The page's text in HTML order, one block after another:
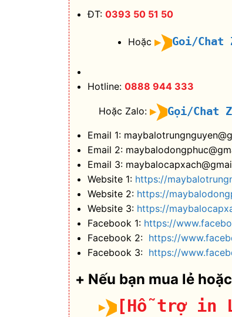
ĐT: 0393 50 51 50
Hoặc Goi/Chat
Hotline: 0888 944 333
Hoặc Zalo: Gọi/Chat
Email 1:
Email 2:
Email 3:
Website 1: https://
Website 2: https://
Website 3: https://
Facebook 1: https://
Facebook 2: https://
Facebook 3: https://
+ Nếu bạn mua lẻ
[Hỗ trợ in